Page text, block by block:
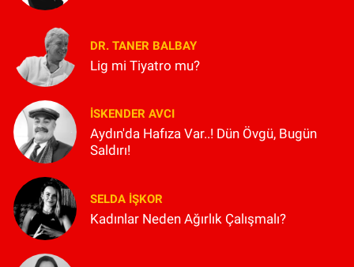
DR. TANER BALBAY
Lig mi Tiyatro mu?
İSKENDER AVCI
Aydın'da Hafıza Var..! Dün Övgü, Bugün
Saldırı!
SELDA İŞKOR
Kadınlar Neden Ağırlık Çalışmalı?